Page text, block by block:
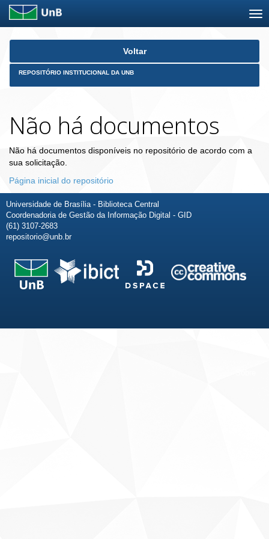
Skip
Voltar
REPOSITÓRIO INSTITUCIONAL DA UNB
Não há documentos
Não há documentos disponíveis no repositório de acordo com a
sua solicitação.
Página inicial do repositório
Universidade de Brasília - Biblioteca Central
Coordenadoria de Gestão da Informação Digital - GID
(61) 3107-2683
repositorio@unb.br